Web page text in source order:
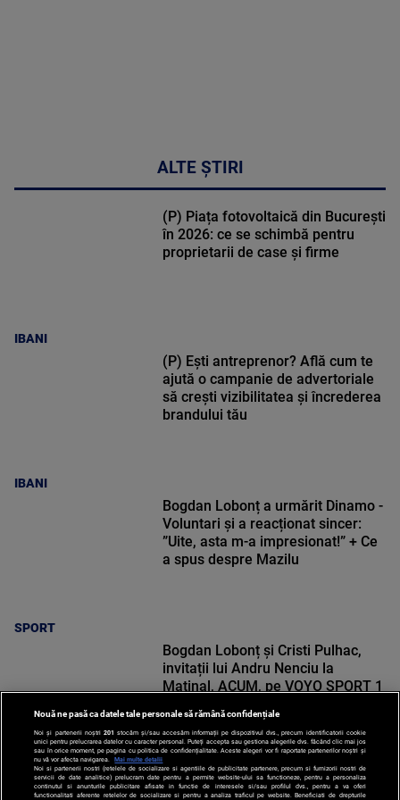
ALTE ȘTIRI
IBANI
(P) Piața fotovoltaică din București
în 2026: ce se schimbă pentru
proprietarii de case și firme
IBANI
(P) Ești antreprenor? Află cum te
ajută o campanie de advertoriale
să crești vizibilitatea și încrederea
brandului tău
SPORT
Bogdan Lobonț a urmărit Dinamo -
Voluntari și a reacționat sincer:
”Uite, asta m-a impresionat!” + Ce
a spus despre Mazilu
SPORT
Bogdan Lobonț și Cristi Pulhac,
invitații lui Andru Nenciu la
Matinal, ACUM, pe VOYO SPORT 1
Nouă ne pasă ca datele tale personale să rămână confidențiale
Noi și partenerii noștri 201 stocăm și/sau accesăm informații pe dispozitivul dvs., precum identificatorii cookie
unici pentru prelucrarea datelor cu caracter personal. Puteți accepta sau gestiona alegerile dvs. făcând clic mai jos
sau în orice moment, pe pagina cu politica de confidențialitate. Aceste alegeri vor fi raportate partenerilor noștri și
nu vă vor afecta navigarea.
Mai multe detalii
Noi si partenerii nostri (retelele de socializare si agentiile de publicitate partenere, precum si furnizorii nostri de
servicii de date analitice) prelucram date pentru a permite website-ului sa functioneze, pentru a personaliza
continutul si anunturile publicitare afisate in functie de interesele si/sau profilul dvs., pentru a va oferi
functionalitati aferente retelelor de socializare si pentru a analiza traficul pe website. Beneficiati de drepturile